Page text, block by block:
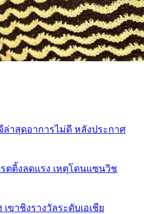
ล่าสุดอาการไม่ดี หลังประกาศ
ตติ้งลดแรง เหตุโดนแซนวิช
ขาชิงรางวัลระดับเอเชีย